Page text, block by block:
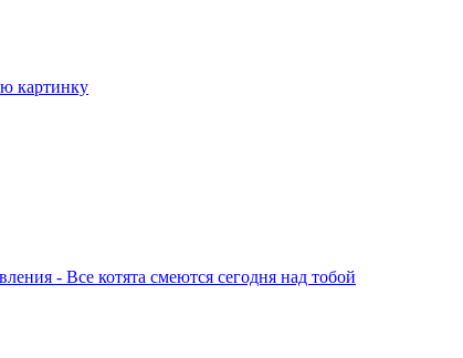
картинку
- Все котята смеются сегодня над тобой